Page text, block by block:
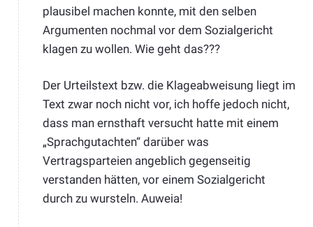
plausibel machen konnte, mit den selben
Argumenten nochmal vor dem Sozialgericht
klagen zu wollen. Wie geht das???
Der Urteilstext bzw. die Klageabweisung liegt im
Text zwar noch nicht vor, ich hoffe jedoch nicht,
dass man ernsthaft versucht hatte mit einem
„Sprachgutachten“ darüber was
Vertragsparteien angeblich gegenseitig
verstanden hätten, vor einem Sozialgericht
durch zu wursteln. Auweia!